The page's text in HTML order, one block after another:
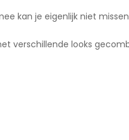
kan je eigenlijk niet
verschillende looks